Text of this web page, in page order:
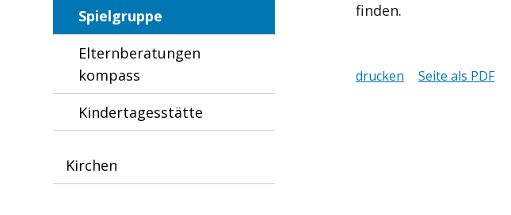
Spielgruppe
Elternberatungen
kompass
Kindertagesstätte
Kirchen
finden.
drucken Seite als PDF